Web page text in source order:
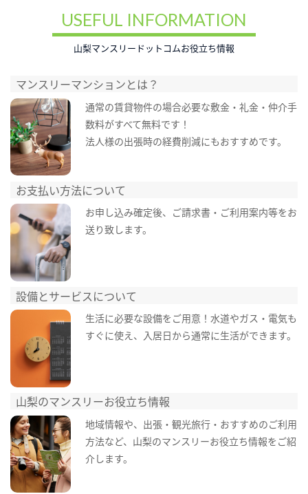
USEFUL INFORMATION
山梨マンスリードットコムお役立ち情報
マンスリーマンションとは？
通常の賃貸物件の場合必要な敷金・礼金・仲介手
数料がすべて無料です！
法人様の出張時の経費削減にもおすすめです。
お支払い方法について
お申し込み確定後、ご請求書・ご利用案内等をお
送り致します。
設備とサービスについて
生活に必要な設備をご用意！水道やガス・電気も
すぐに使え、入居日から通常に生活ができます。
山梨のマンスリーお役立ち情報
地域情報や、出張・観光旅行・おすすめのご利用
方法など、山梨のマンスリーお役立ち情報をご紹
介します。